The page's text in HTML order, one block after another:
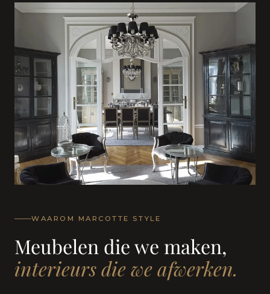
WAAROM MARCOTTE STYLE
Meubelen die we maken,
interieurs die we afwerken.